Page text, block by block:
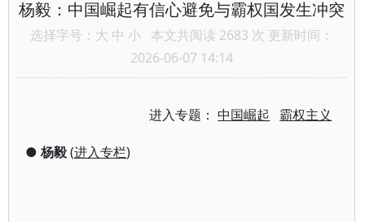
杨毅：中国崛起有信心避免与霸权国发生冲突
选择字号： 大 中 小 本文共阅读 2683 次 更新时间：
2026-06-07 14:14
进入专题：中国崛起 霸权主义
● 杨毅(进入专栏)